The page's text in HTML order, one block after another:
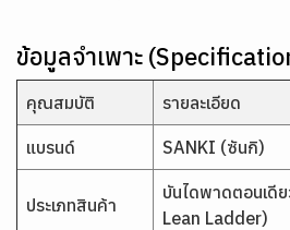
ข้อมูลจำเพาะ
คุณสมบัติ รายละเอียด
แบรนด์ SANKI (ซันกิ)
ประเภทสินค้า
บันไดพาดตอนเดี
Lean Ladder)